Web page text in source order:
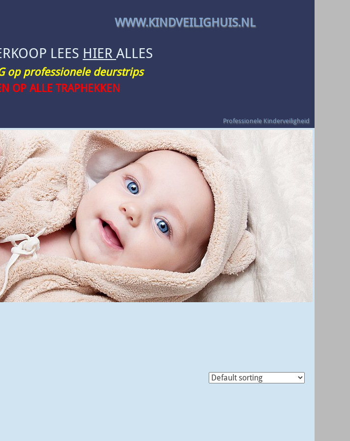
WWW.KINDVEILIGHUIS.NL
Professionele Kinderveiligheid
LEES HIER ALLES
op professionele deurstrips
OP ALLE TRAPHEKKEN